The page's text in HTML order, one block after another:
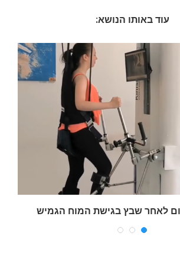
עוד באותו הנושא:
לאחר שבץ בגישת המוח הגמיש